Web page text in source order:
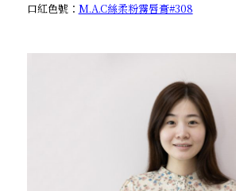
口紅色號： M.A.C絲柔粉霧唇膏#308